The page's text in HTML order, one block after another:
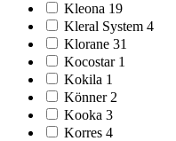
Kleona 19
Kleral System 4
Klorane 31
Kocostar 1
Kokila 1
Könner 2
Kooka 3
Korres 4